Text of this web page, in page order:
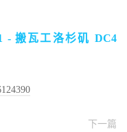
- 搬瓦工洛杉矶 DC4
下一篇